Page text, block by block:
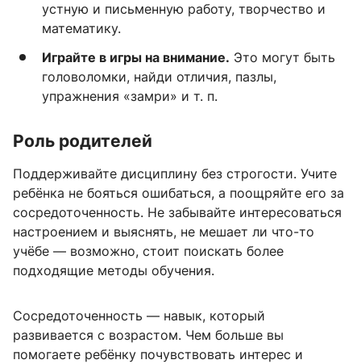
устную и письменную работу, творчество и
математику.
Играйте в игры на внимание. Это могут быть
головоломки, найди отличия, пазлы,
упражнения «замри» и т. п.
Роль родителей
Поддерживайте дисциплину без строгости. Учите
ребёнка не бояться ошибаться, а поощряйте его за
сосредоточенность. Не забывайте интересоваться
настроением и выяснять, не мешает ли что-то
учёбе — возможно, стоит поискать более
подходящие методы обучения.
Сосредоточенность — навык, который
развивается с возрастом. Чем больше вы
помогаете ребёнку почувствовать интерес и